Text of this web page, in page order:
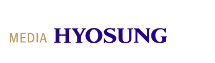
MY FRIEND HYOSUNG